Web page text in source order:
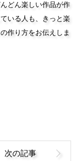
どん楽しい作品が作
いる人も、きっと楽
作り方をお伝えしま